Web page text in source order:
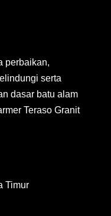
perbaikan,
serta
dasar batu alam
Teraso Granit
Timur